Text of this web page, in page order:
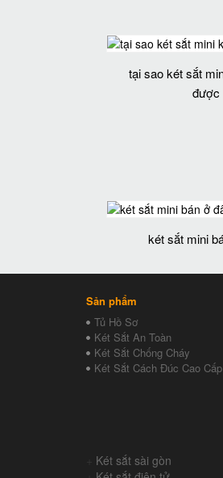
tại sao két sắt
được
két sắt mini
Sản phẩm
Tủ Hồ Sơ
Két Sắt An Toàn
Két Sắt Chống Cháy
Két Sắt Cách Đúc Cao Cấp
Két sắt sài gòn